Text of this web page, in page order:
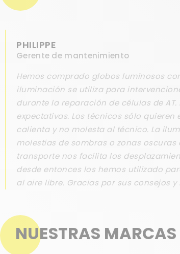
Hemos comprado globos luminosos
iluminación se utiliza para
durante la reparación de células de
expectativas. Los técnicos sólo
calienta y no molesta al técnico. La
molestias de sombras o zonas
transporte nos facilita los
desde entonces los hemos utilizado
al aire libre. Gracias por sus consejos
PHILIPPE
Gerente de mantenimiento
NUESTRAS MARCAS